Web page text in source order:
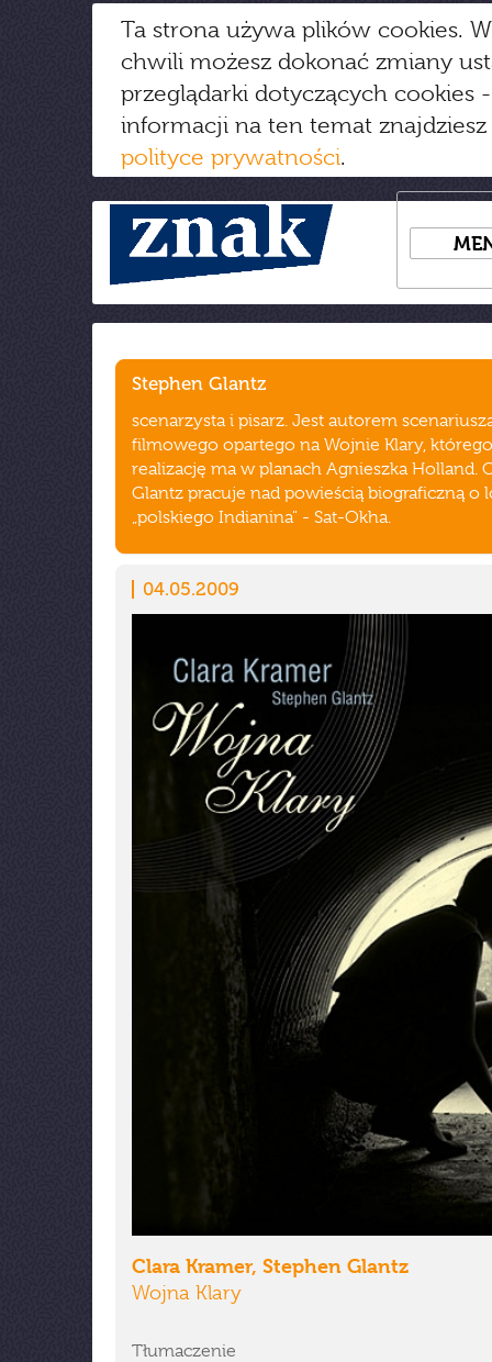
Ta strona używa plików cookies.
chwili możesz dokonać zmiany
przeglądarki dotyczących cookies
informacji na ten temat
polityce prywatności.
Stephen Glantz
scenarzysta i pisarz. Jest autorem
filmowego opartego na Wojnie Klary, którego
realizację ma w planach Agnieszka Holland.
Glantz pracuje nad powieścią biograficzną o
„polskiego Indianina" - Sat-Okha.
04.05.2009
Clara Kramer, Stephen Glantz
Wojna Klary
Tłumaczenie